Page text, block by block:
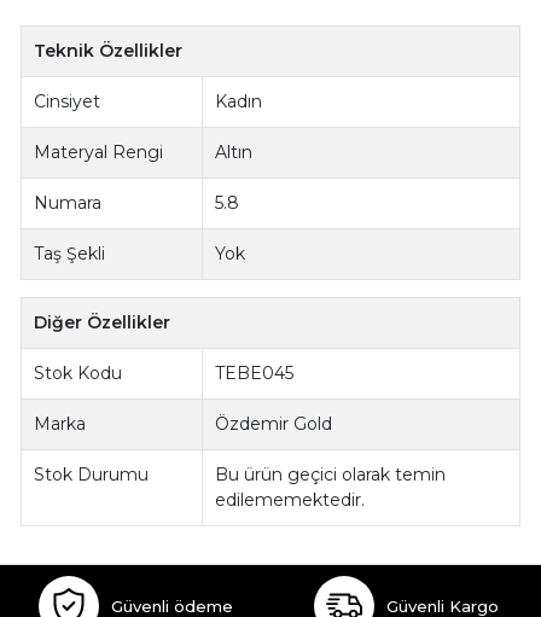
Teknik Özellikler
Cinsiyet Kadın
Materyal Rengi Altın
Numara 5.8
Taş Şekli Yok
Diğer Özellikler
Stok Kodu TEBE045
Marka Özdemir Gold
Stok Durumu
Bu ürün geçici olarak temin
edilememektedir.
Güvenli ödeme Güvenli Kargo